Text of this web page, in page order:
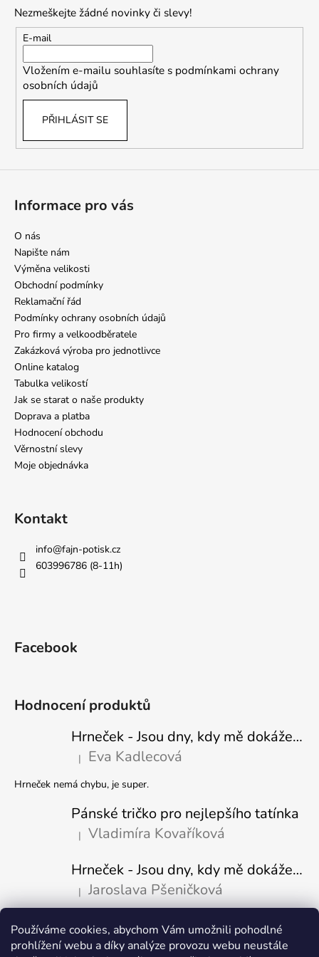
Používáme cookies, abychom Vám umožnili pohodlné
prohlížení webu a díky analýze provozu webu neustále
Nezmeškejte žádné novinky či slevy!
E-mail
Vložením e-mailu souhlasíte s podmínkami ochrany
osobních údajů
PŘIHLÁSIT SE
Informace pro vás
O nás
Napište nám
Výměna velikosti
Obchodní podmínky
Reklamační řád
Podmínky ochrany osobních údajů
Pro firmy a velkoodběratele
Zakázková výroba pro jednotlivce
Online katalog
Tabulka velikostí
Jak se starat o naše produkty
Doprava a platba
Hodnocení obchodu
Věrnostní slevy
Moje objednávka
Kontakt
info@fajn-potisk.cz
603996786 (8-11h)
Facebook
Hodnocení produktů
Hrneček - Jsou dny, kdy mě dokáže nasrat i vzduch - Sova
Hodnocení produktu je 5 z 5 hvězdiček.
| Eva Kadlecová
Hrneček nemá chybu, je super.
Pánské tričko pro nejlepšího tatínka
Hodnocení produktu je 5 z 5 hvězdiček.
| Vladimíra Kovaříková
Hrneček - Jsou dny, kdy mě dokáže nasrat i vzduch-naštvaný pejsek
Hodnocení produktu je 5 z 5 hvězdiček.
| Jaroslava Pšeničková
Přijímáme online platby